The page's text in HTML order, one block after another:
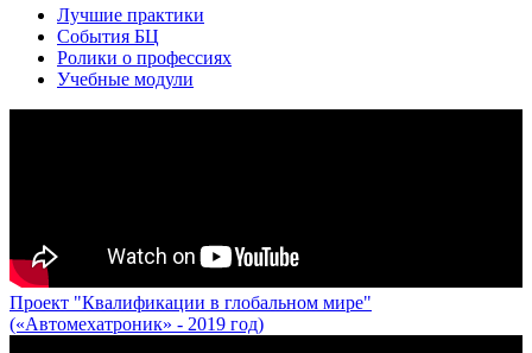
Лучшие практики
События БЦ
Ролики о профессиях
Учебные модули
Проект "Квалификации в глобальном мире"
(«Автомехатроник» - 2019 год)